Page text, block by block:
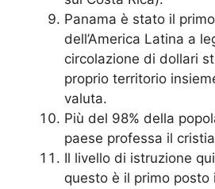
Panama è stato il
dell’America Latina a
circolazione di dollari
proprio territorio
valuta.
Più del 98% della
paese professa il
Il livello di istruzione
questo è il primo posto